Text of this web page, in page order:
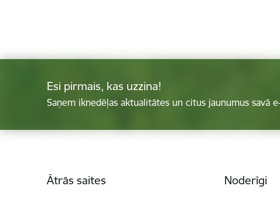
Esi pirmais, kas uzzina!
Saņem iknedēļas aktualitātes un citus jaunumus savā
Ātrās saites Noderīgi